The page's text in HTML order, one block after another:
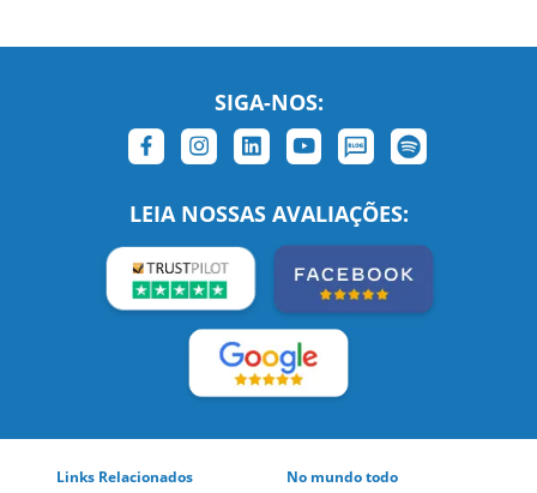
SIGA-NOS:
LEIA NOSSAS AVALIAÇÕES:
Links Relacionados
No mundo todo